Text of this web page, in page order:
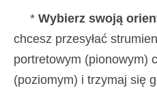
* Wybierz swoją
chcesz przesyłać
portretowym (pionowym)
(poziomym) i trzymaj się